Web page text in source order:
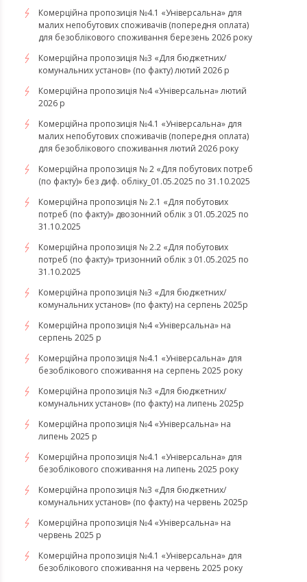
Комерційна пропозиція №4.1 «Універсальна» для
малих непобутових споживачів (попередня оплата)
для безоблікового споживання березень 2026 року
Комерційна пропозиція №3 «Для бюджетних/
комунальних установ» (по факту) лютий 2026 р
Комерційна пропозиція №4 «Універсальна» лютий
2026 р
Комерційна пропозиція №4.1 «Універсальна» для
малих непобутових споживачів (попередня оплата)
для безоблікового споживання лютий 2026 року
Комерційна пропозиція № 2 «Для побутових потреб
(по факту)» без диф. обліку_01.05.2025 по 31.10.2025
Комерційна пропозиція № 2.1 «Для побутових
потреб (по факту)» двозонний облік з 01.05.2025 по
31.10.2025
Комерційна пропозиція № 2.2 «Для побутових
потреб (по факту)» тризонний облік з 01.05.2025 по
31.10.2025
Комерційна пропозиція №3 «Для бюджетних/
комунальних установ» (по факту) на серпень 2025р
Комерційна пропозиція №4 «Універсальна» на
серпень 2025 р
Комерційна пропозиція №4.1 «Універсальна» для
безоблікового споживання на серпень 2025 року
Комерційна пропозиція №3 «Для бюджетних/
комунальних установ» (по факту) на липень 2025р
Комерційна пропозиція №4 «Універсальна» на
липень 2025 р
Комерційна пропозиція №4.1 «Універсальна» для
безоблікового споживання на липень 2025 року
Комерційна пропозиція №3 «Для бюджетних/
комунальних установ» (по факту) на червень 2025р
Комерційна пропозиція №4 «Універсальна» на
червень 2025 р
Комерційна пропозиція №4.1 «Універсальна» для
безоблікового споживання на червень 2025 року